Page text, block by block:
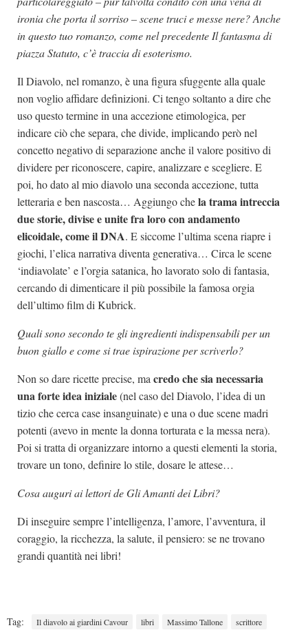
ironia che porta il sorriso – scene truci e messe nere? Anche
in questo tuo romanzo, come nel precedente Il fantasma di
piazza Statuto, c’è traccia di esoterismo.
Il Diavolo, nel romanzo, è una figura sfuggente alla quale
non voglio affidare definizioni. Ci tengo soltanto a dire che
uso questo termine in una accezione etimologica, per
indicare ciò che separa, che divide, implicando però nel
concetto negativo di separazione anche il valore positivo di
dividere per riconoscere, capire, analizzare e scegliere. E
poi, ho dato al mio diavolo una seconda accezione, tutta
letteraria e ben nascosta… Aggiungo chela trama intreccia
due storie, divise e unite fra loro con andamento
elicoidale, come il DNA. E siccome l’ultima scena riapre i
giochi, l’elica narrativa diventa generativa… Circa le scene
‘indiavolate’ e l’orgia satanica, ho lavorato solo di fantasia,
cercando di dimenticare il più possibile la famosa orgia
dell’ultimo film di Kubrick.
Quali sono secondo te gli ingredienti indispensabili per un
buon giallo e come si trae ispirazione per scriverlo?
Non so dare ricette precise, ma credo che sia necessaria
una forte idea iniziale(nel caso del Diavolo, l’idea di un
tizio che cerca case insanguinate) e una o due scene madri
potenti (avevo in mente la donna torturata e la messa nera).
Poi si tratta di organizzare intorno a questi elementi la storia,
trovare un tono, definire lo stile, dosare le attese…
Cosa auguri ai lettori de Gli Amanti dei Libri?
Di inseguire sempre l’intelligenza, l’amore, l’avventura, il
coraggio, la ricchezza, la salute, il pensiero: se ne trovano
grandi quantità nei libri!
Tag: Il diavolo ai giardini Cavour libri Massimo Tallone scrittore